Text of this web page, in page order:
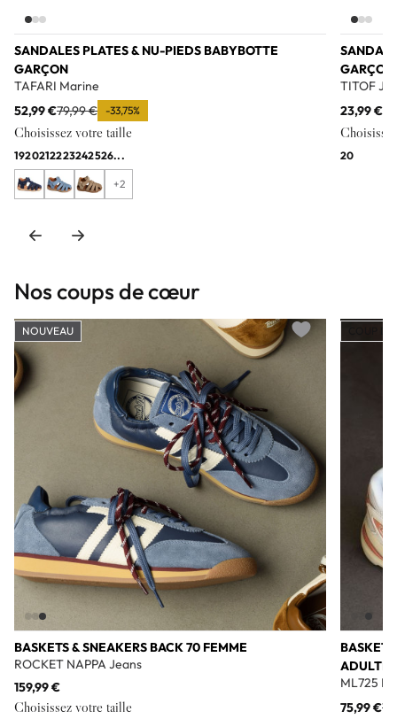
SANDALES PLATES & NU-PIEDS BABYBOTTE
GARÇON
TAFARI Marine
52,99 €79,99 € -33,75%
Choisissez votre taille
1920212223242526...
+2
GARÇON
TITOF
23,99 €
20
Nos coups de cœur
BASKETS & SNEAKERS BACK 70 FEMME
ROCKET NAPPA Jeans
159,99 €
Choisissez votre taille
NOUVEAU
Add to wishlist
ADULTE
ML725
75,99 €